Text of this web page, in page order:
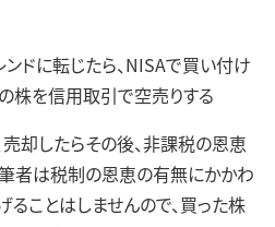
ドに転じたら、NISAで買い付け
株を信用取引で空売りする
却したらその後、非課税の恩恵
筆者は税制の恩恵の有無にかかわ
ことはしませんので、買った株